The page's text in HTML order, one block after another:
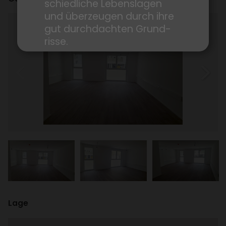
Lage
schied­liche Lebens­lagen
und über­zeugen durch ihre
gut durch­dachten Grund­
risse.